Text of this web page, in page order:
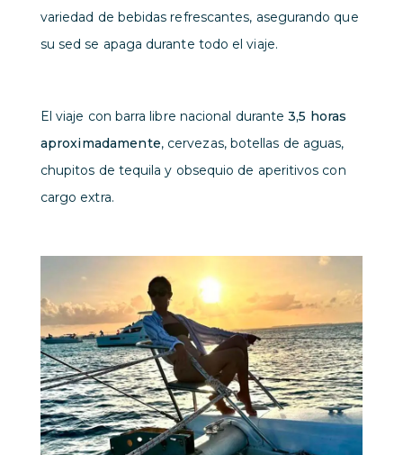
variedad de bebidas refrescantes, asegurando que
su sed se apaga durante todo el viaje.
El viaje con barra libre nacional durante3,5 horas
aproximadamente, cervezas, botellas de aguas,
chupitos de tequila y obsequio de aperitivos con
cargo extra.